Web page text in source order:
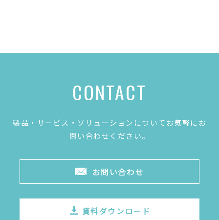
CONTACT
製品・サービス・ソリューションについてお気軽にお
問い合わせください。
お問い合わせ
資料ダウンロード